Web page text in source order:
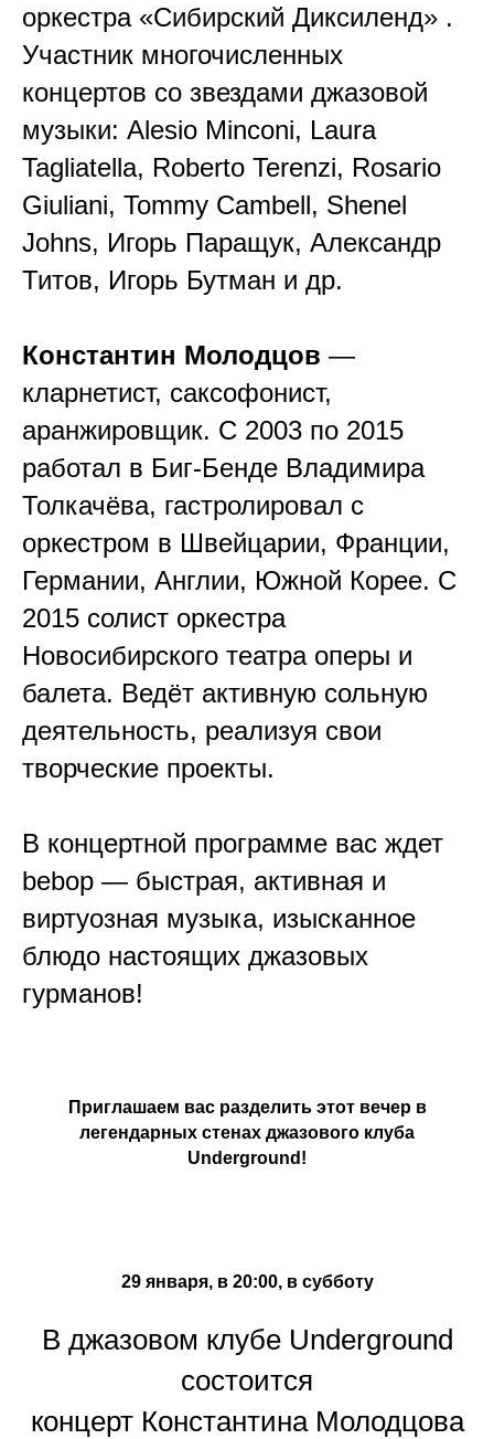
оркестра «Сибирский Диксиленд» .
Участник многочисленных
концертов со звездами джазовой
музыки: Alesio Minconi, Laura
Tagliatella, Roberto Terenzi, Rosario
Giuliani, Tommy Cambell, Shenel
Johns, Игорь Паращук, Александр
Титов, Игорь Бутман и др.
Константин Молодцов —
кларнетист, саксофонист,
аранжировщик. С 2003 по 2015
работал в Биг-Бенде Владимира
Толкачёва, гастролировал с
оркестром в Швейцарии, Франции,
Германии, Англии, Южной Корее. С
2015 солист оркестра
Новосибирского театра оперы и
балета. Ведёт активную сольную
деятельность, реализуя свои
творческие проекты.
В концертной программе вас ждет
bebop — быстрая, активная и
виртуозная музыка, изысканное
блюдо настоящих джазовых
гурманов!
Приглашаем вас разделить этот вечер в
легендарных стенах джазового клуба
Underground!
29 января, в 20:00, в субботу
В джазовом клубе Underground
состоится
концерт Константина Молодцова